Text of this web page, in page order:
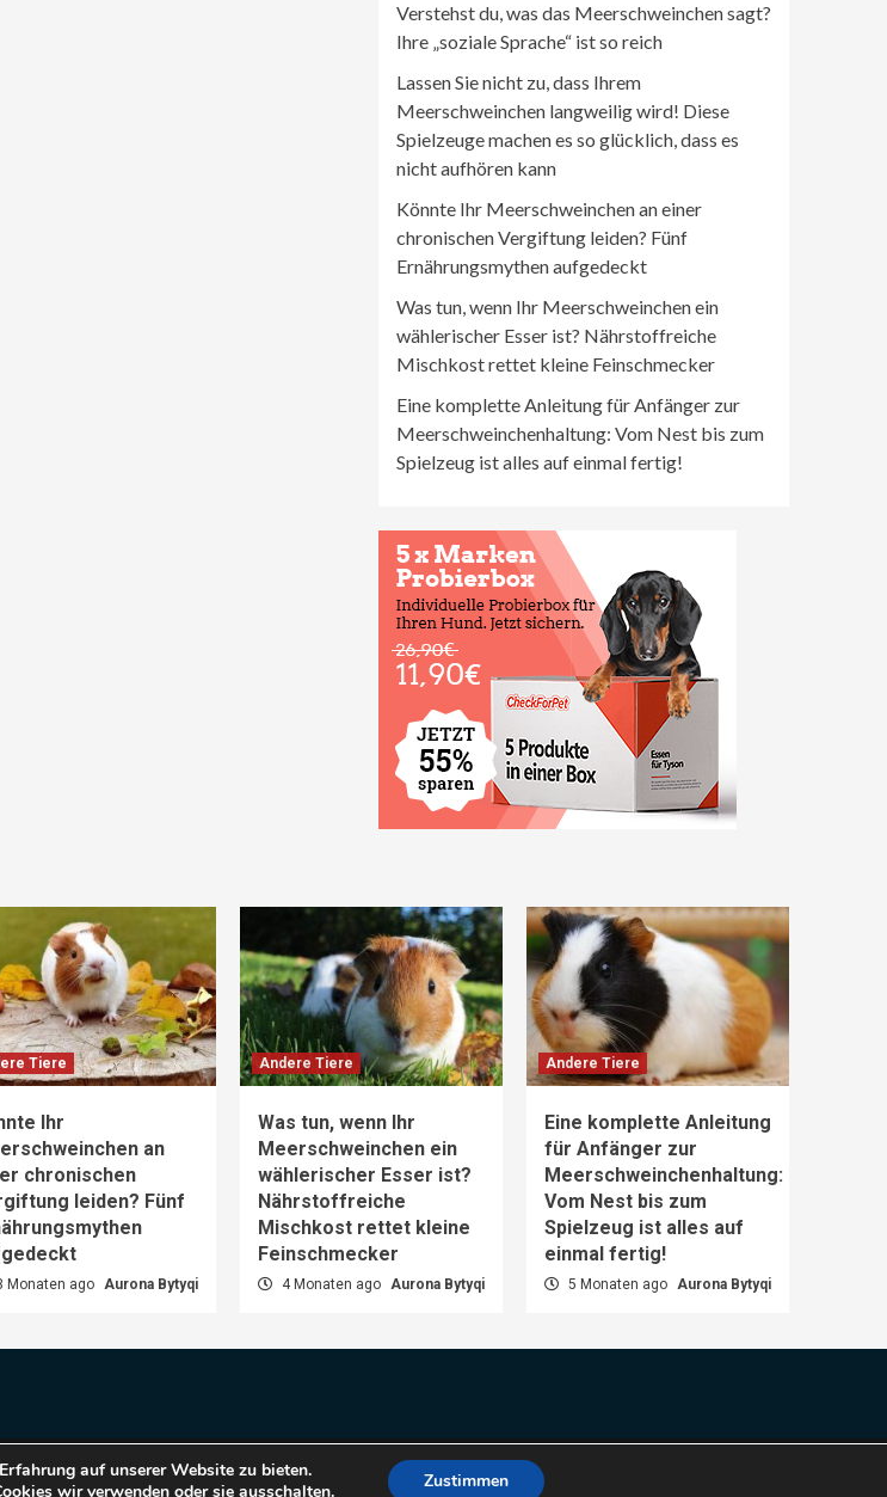
Verstehst du, was das Meerschweinchen sagt?
Ihre „soziale Sprache“ ist so reich
Lassen Sie nicht zu, dass Ihrem
Meerschweinchen langweilig wird! Diese
Spielzeuge machen es so glücklich, dass es
nicht aufhören kann
Könnte Ihr Meerschweinchen an einer
chronischen Vergiftung leiden? Fünf
Ernährungsmythen aufgedeckt
Was tun, wenn Ihr Meerschweinchen ein
wählerischer Esser ist? Nährstoffreiche
Mischkost rettet kleine Feinschmecker
Eine komplette Anleitung für Anfänger zur
Meerschweinchenhaltung: Vom Nest bis zum
Spielzeug ist alles auf einmal fertig!
Tiere
Ihr
an
chronischen
leiden? Fünf
Monaten ago Aurona Bytyqi
Andere Tiere
Was tun, wenn Ihr
Meerschweinchen ein
wählerischer Esser ist?
Nährstoffreiche
Mischkost rettet kleine
Feinschmecker
4 Monaten ago Aurona Bytyqi
Andere Tiere
Eine komplette Anleitung
für Anfänger zur
Meerschweinchenhaltung:
Vom Nest bis zum
Spielzeug ist alles auf
einmal fertig!
5 Monaten ago Aurona Bytyqi
Welt.|CoverNewsby AF themes.
auf unserer Website zu bieten.
wir verwenden oder sie ausschalten. Zustimmen